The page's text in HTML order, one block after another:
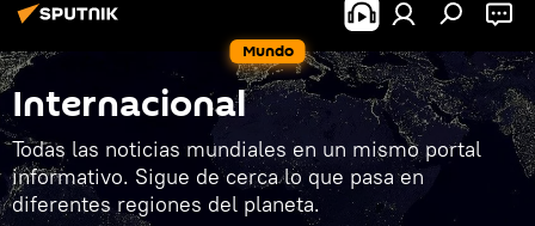
Mundo
Internacional
Todas las noticias mundiales en un mismo portal
informativo. Sigue de cerca lo que pasa en
diferentes regiones del planeta.